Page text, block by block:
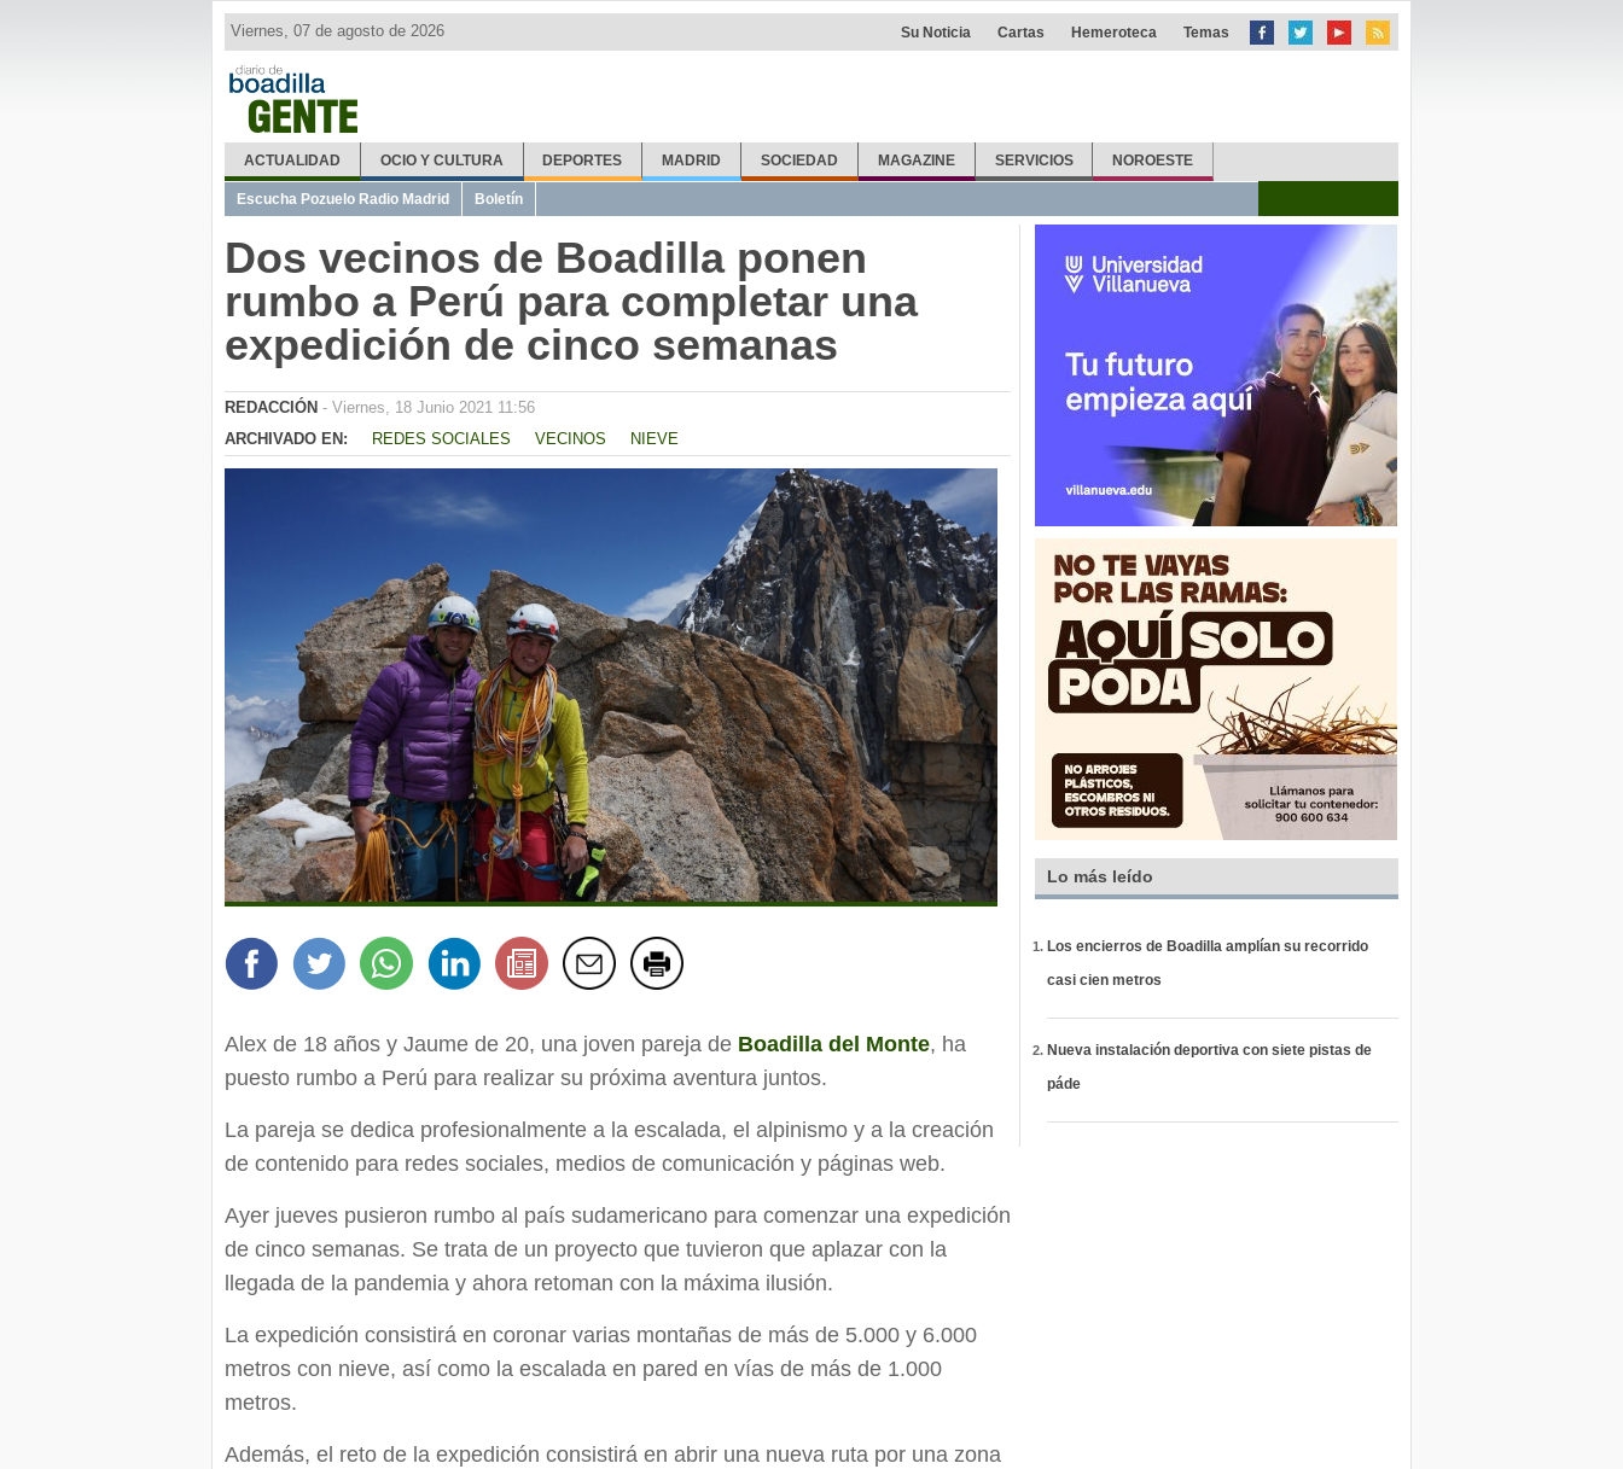
GENTE
Viernes, 07 de agosto de 2026 Su Noticia Cartas Hemeroteca Temas
ACTUALIDAD OCIO Y CULTURA DEPORTES MADRID SOCIEDAD MAGAZINE SERVICIOS NOROESTE
Escucha Pozuelo Radio Madrid Boletín
Dos vecinos de Boadilla ponen
rumbo a Perú para completar una
expedición de cinco semanas
REDACCIÓN - Viernes, 18 Junio 2021 11:56
ARCHIVADO EN:
REDES SOCIALES VECINOS NIEVE
Alex de 18 años y Jaume de 20, una joven pareja de Boadilla del Monte, ha
puesto rumbo a Perú para realizar su próxima aventura juntos.
La pareja se dedica profesionalmente a la escalada, el alpinismo y a la creación
de contenido para redes sociales, medios de comunicación y páginas web.
Ayer jueves pusieron rumbo al país sudamericano para comenzar una expedición
de cinco semanas. Se trata de un proyecto que tuvieron que aplazar con la
llegada de la pandemia y ahora retoman con la máxima ilusión.
La expedición consistirá en coronar varias montañas de más de 5.000 y 6.000
metros con nieve, así como la escalada en pared en vías de más de 1.000
metros.
Además, el reto de la expedición consistirá en abrir una nueva ruta por una zona
Lo más leído
Los encierros de Boadilla amplían su recorrido
casi cien metros
Nueva instalación deportiva con siete pistas de
páde